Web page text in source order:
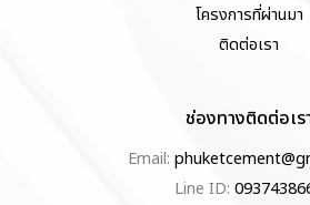
โครงการที่ผ่านมา
ติดต่อเรา
ช่องทางติดต่อเร
Email:
Line ID: